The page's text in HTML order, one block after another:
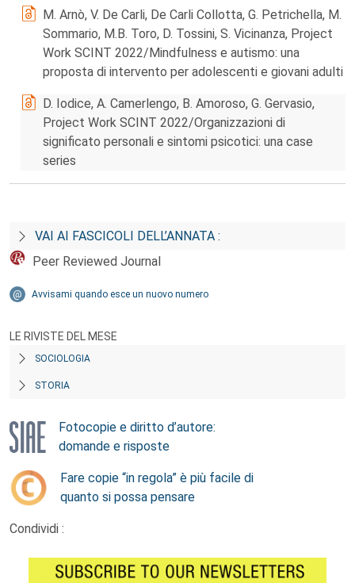
M. Arnò, V. De Carli, De Carli Collotta, G. Petrichella, M.
Sommario, M.B. Toro, D. Tossini, S. Vicinanza, Project
Work SCINT 2022/Mindfulness e autismo: una
proposta di intervento per adolescenti e giovani adulti
D. Iodice, A. Camerlengo, B. Amoroso, G. Gervasio,
Project Work SCINT 2022/Organizzazioni di
significato personali e sintomi psicotici: una case
series
VAI AI FASCICOLI DELL’ANNATA :
Peer Reviewed Journal
Avvisami quando esce un nuovo numero
LE RIVISTE DEL MESE
SOCIOLOGIA
STORIA
Fotocopie e diritto d’autore:
domande e risposte
Fare copie “in regola” è più facile di
quanto si possa pensare
Condividi :